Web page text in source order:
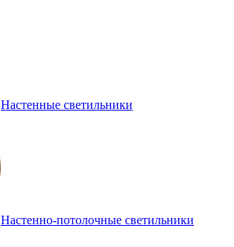
Настенные светильники
Настенно-потолочные светильники